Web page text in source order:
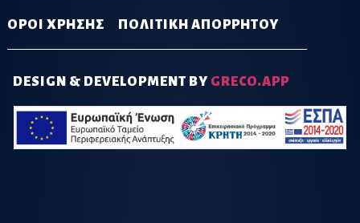
ΟΡΟΙ ΧΡΗΣΗΣ ΠΟΛΙΤΙΚΗ ΑΠΟΡΡΗΤΟΥ
DESIGN & DEVELOPMENT BY GRECO.APP